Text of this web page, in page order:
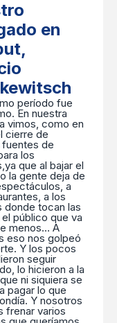
en
período fue
En nuestra
vimos, como en
cierre de
de
los
que al bajar el
la gente deja de
a
a los
donde tocan las
público que va
menos… A
eso nos golpeó
Y los pocos
seguir
lo hicieron a la
ni siquiera se
pagar lo que
Y nosotros
frenar varios